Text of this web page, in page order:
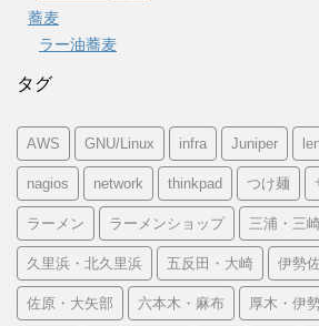
蕎麦
ラー油蕎麦
タグ
AWS GNU/Linux infra Juniper
nagios network thinkpad つけ麺
ラーメン ラーメンショップ 三浦・三
久里浜・北久里浜 五反田・大崎 伊勢
佐原・大矢部 六本木・麻布 厚木・伊